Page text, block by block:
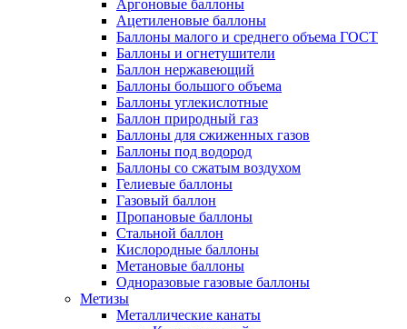
Аргоновые баллоны
Ацетиленовые баллоны
Баллоны малого и среднего объема ГОСТ
Баллоны и огнетушители
Баллон нержавеющий
Баллоны большого объема
Баллоны углекислотные
Баллон природный газ
Баллоны для сжиженных газов
Баллоны под водород
Баллоны со сжатым воздухом
Гелиевые баллоны
Газовый баллон
Пропановые баллоны
Стальной баллон
Кислородные баллоны
Метановые баллоны
Одноразовые газовые баллоны
Метизы
Металлические канаты